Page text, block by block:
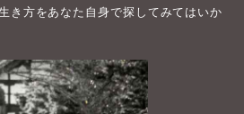
き方をあなた自身で探してみてはいか